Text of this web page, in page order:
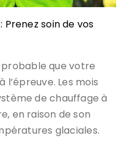
soin de vos
probable que votre
Les mois
de chauffage à
en raison de son
glaciales.